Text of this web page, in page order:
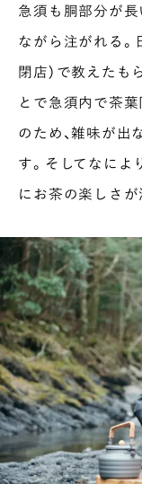
急須も胴部分が長
ながら注がれる。
閉店）で教えたも
とで急須内で茶
のため、雑味が出
す。そしてなによ
にお茶の楽しさが